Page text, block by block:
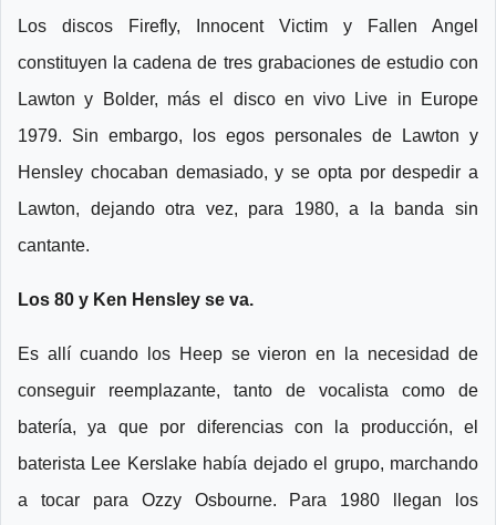
Los discos Firefly, Innocent Victim y Fallen Angel
constituyen la cadena de tres grabaciones de estudio con
Lawton y Bolder, más el disco en vivo Live in Europe
1979. Sin embargo, los egos personales de Lawton y
Hensley chocaban demasiado, y se opta por despedir a
Lawton, dejando otra vez, para 1980, a la banda sin
cantante.
Los 80 y Ken Hensley se va.
Es allí cuando los Heep se vieron en la necesidad de
conseguir reemplazante, tanto de vocalista como de
batería, ya que por diferencias con la producción, el
baterista Lee Kerslake había dejado el grupo, marchando
a tocar para Ozzy Osbourne. Para 1980 llegan los